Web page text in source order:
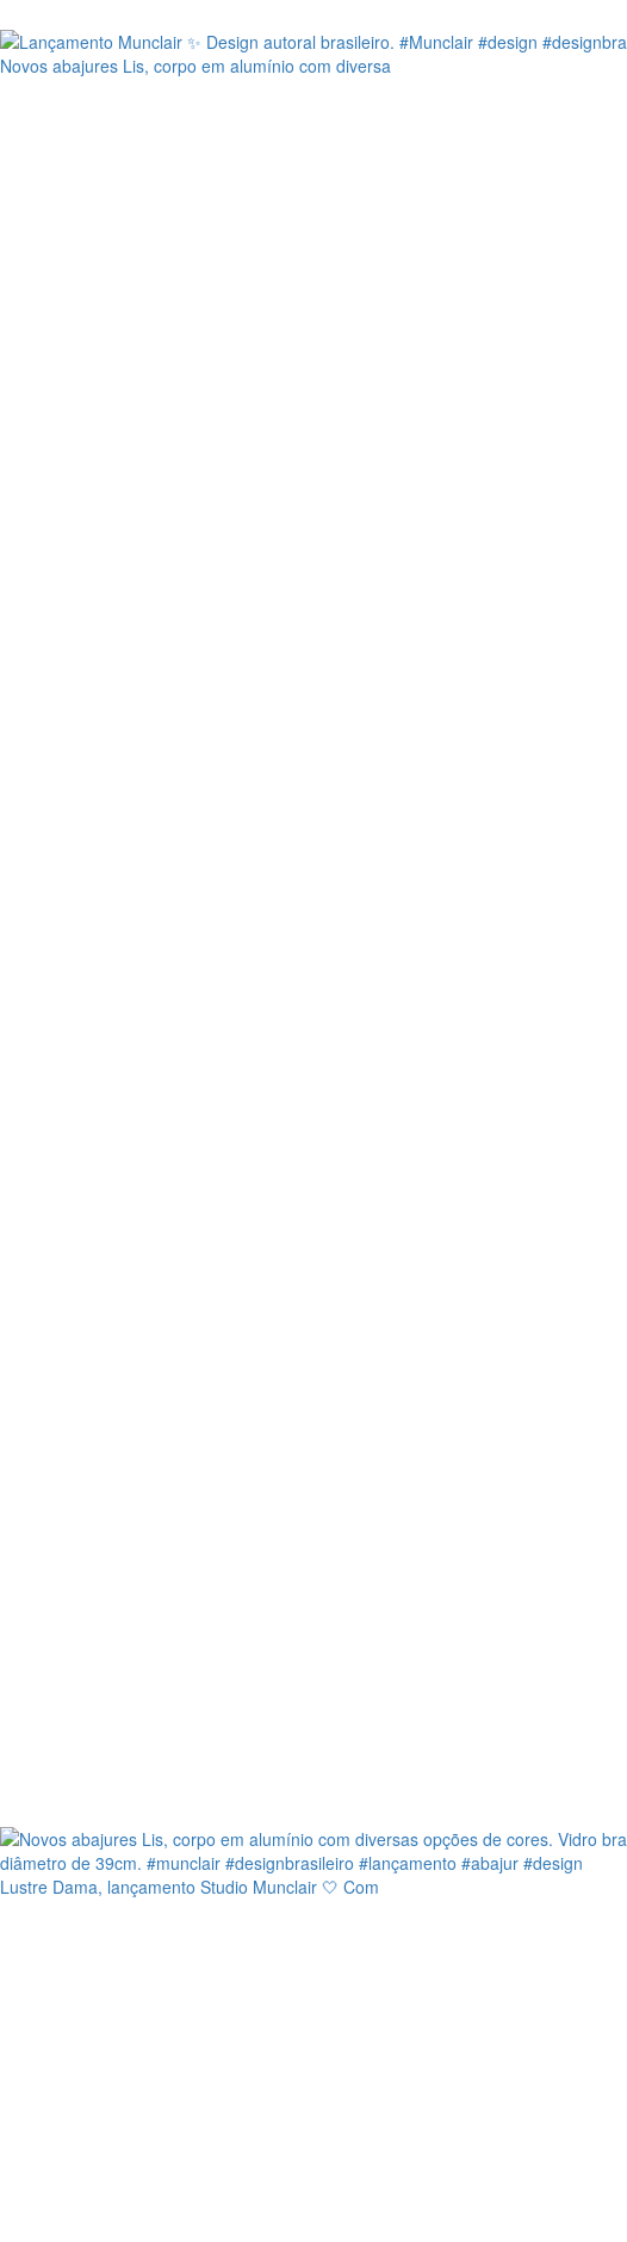
Novos abajures Lis, corpo em alumínio com diversa
Lustre Dama, lançamento Studio Munclair 🤍 Com